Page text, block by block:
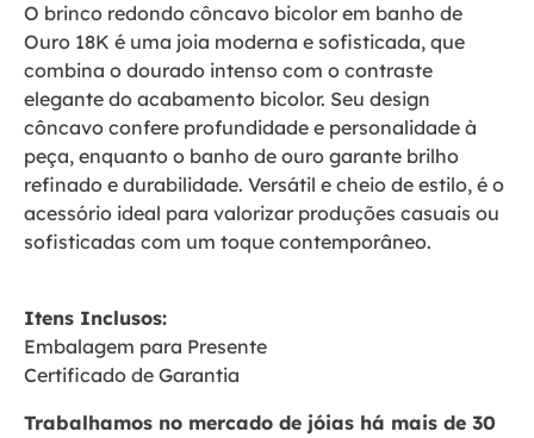
O brinco redondo côncavo bicolor em banho de
Ouro 18K é uma joia moderna e sofisticada, que
combina o dourado intenso com o contraste
elegante do acabamento bicolor. Seu design
côncavo confere profundidade e personalidade à
peça, enquanto o banho de ouro garante brilho
refinado e durabilidade. Versátil e cheio de estilo, é o
acessório ideal para valorizar produções casuais ou
sofisticadas com um toque contemporâneo.
Itens Inclusos:
Embalagem para Presente
Certificado de Garantia
Trabalhamos no mercado de jóias há mais de 30